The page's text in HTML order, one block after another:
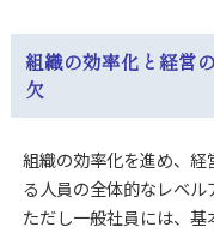
組織の効率化と経営
欠
組織の効率化を進め、
る人員の全体的なレベル
ただし一般社員には、